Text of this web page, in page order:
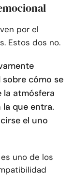
por el
Estos dos no.
cómo se
la atmósfera
que entra.
el uno
uno de los